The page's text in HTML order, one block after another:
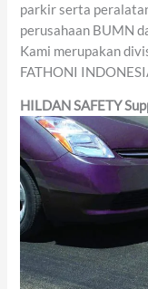
parkir serta
perusahaan BUMN
Kami merupakan
FATHONI
HILDAN SAFETY